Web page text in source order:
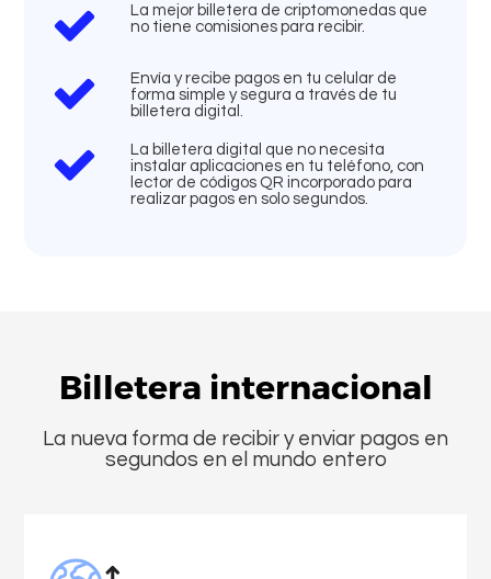
La mejor billetera de criptomonedas que
no tiene comisiones para recibir.
Envía y recibe pagos en tu celular de
forma simple y segura a través de tu
billetera digital.
La billetera digital que no necesita
instalar aplicaciones en tu teléfono, con
lector de códigos QR incorporado para
realizar pagos en solo segundos.
Billetera internacional
La nueva forma de recibir y enviar pagos en
segundos en el mundo entero